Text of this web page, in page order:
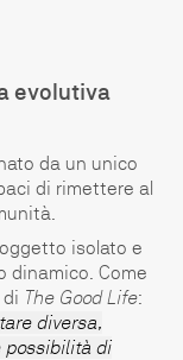
evolutiva
da un unico
di rimettere al
isolato e
dinamico. Come
The Good Life:
diversa,
possibilità di